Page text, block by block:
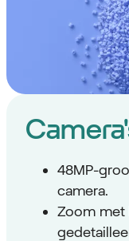
48MP-
camera.
Zoom met